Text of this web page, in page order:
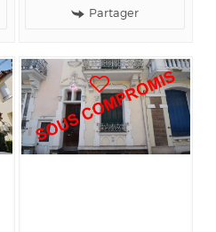
quartier des Romains, proche
Partager